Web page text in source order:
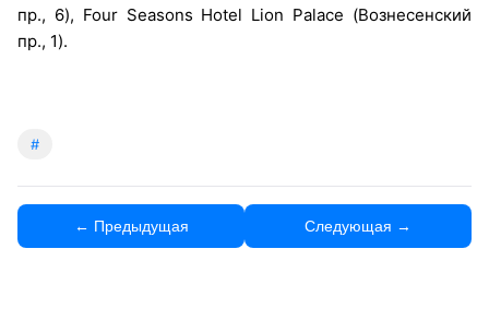
пр., 6), Four Seasons Hotel Lion Palace (Вознесенский
пр., 1).
#
← Предыдущая Следующая →